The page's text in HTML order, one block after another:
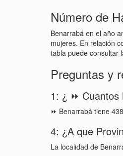
Número de
Benarrabá en el año
mujeres. En relación
tabla puede consultar
Preguntas y
1: ¿ ⏩
⏩ Benarrabá tiene
4: ¿A que
La localidad de